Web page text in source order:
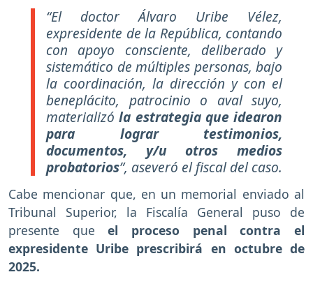
“El doctor Álvaro Uribe Vélez,
expresidente de la República, contando
con apoyo consciente, deliberado y
sistemático de múltiples personas, bajo
la coordinación, la dirección y con el
beneplácito, patrocinio o aval suyo,
materializóla estrategia que idearon
para lograr testimonios,
documentos, y/u otros medios
probatorios”, aseveró el fiscal del caso.
Cabe mencionar que, en un memorial enviado al
Tribunal Superior, la Fiscalía General puso de
presente queel proceso penal contra el
expresidente Uribe prescribirá en octubre de
2025.